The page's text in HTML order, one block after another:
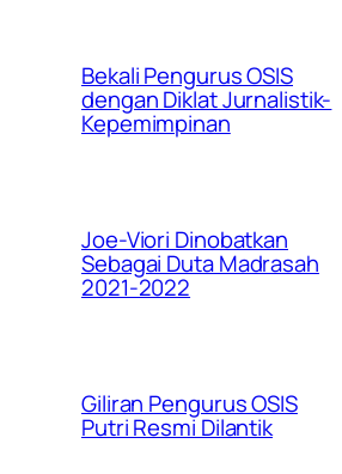
Bekali Pengurus OSIS
dengan Diklat Jurnalistik-
Kepemimpinan
Joe-Viori Dinobatkan
Sebagai Duta Madrasah
2021-2022
Giliran Pengurus OSIS
Putri Resmi Dilantik